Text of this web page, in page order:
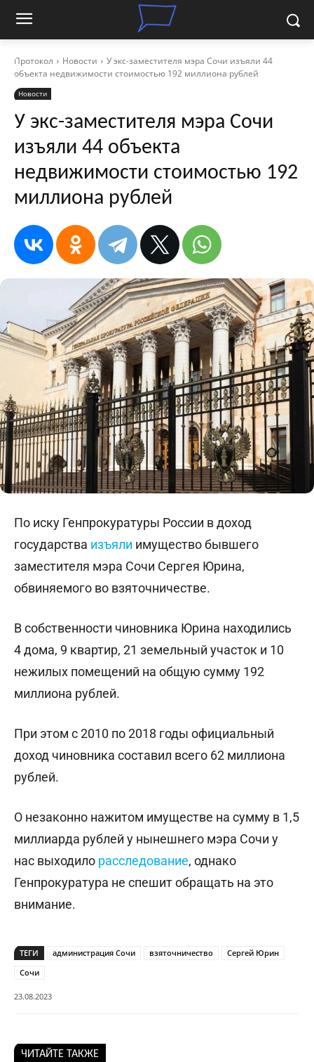
Протокол Новости
У экс-заместителя мэра Сочи изъяли 44
объекта недвижимости стоимостью 192 миллиона рублей
Новости
У экс-заместителя мэра Сочи
изъяли 44 объекта
недвижимости стоимостью 192
миллиона рублей
По иску Генпрокуратуры России в доход
государства изъяли имущество бывшего
заместителя мэра Сочи Сергея Юрина,
обвиняемого во взяточничестве.
В собственности чиновника Юрина находились
4 дома, 9 квартир, 21 земельный участок и 10
нежилых помещений на общую сумму 192
миллиона рублей.
При этом с 2010 по 2018 годы официальный
доход чиновника составил всего 62 миллиона
рублей.
О незаконно нажитом имуществе на сумму в 1,5
миллиарда рублей у нынешнего мэра Сочи у
нас выходило расследование, однако
Генпрокуратура не спешит обращать на это
внимание.
ТЕГИ администрация Сочи взяточничество
Сергей Юрин
Сочи
23.08.2023
ЧИТАЙТЕ ТАКЖЕ